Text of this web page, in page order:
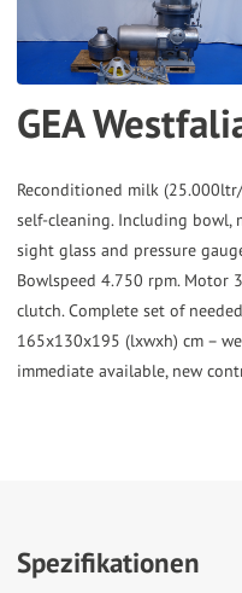
GEA
Reconditioned milk
self-cleaning. Including bowl,
sight glass and pressure
Bowlspeed 4.750 rpm. Motor
clutch. Complete set of
165x130x195 (lxwxh) cm –
immediate available, new
Spezifikationen